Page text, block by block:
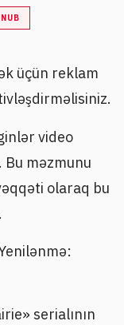
üçün reklam
video
məzmunu
olaraq bu
serialının